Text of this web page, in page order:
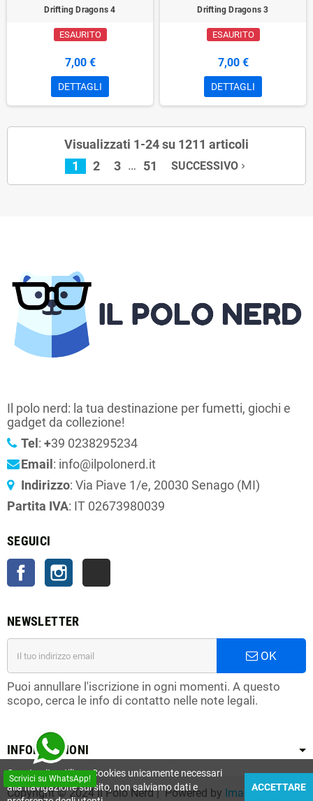
Drifting Dragons 4
ESAURITO
7,00 €
DETTAGLI
Drifting Dragons 3
ESAURITO
7,00 €
DETTAGLI
Visualizzati 1-24 su 1211 articoli
1
2 3 … 51 SUCCESSIVO navigate_next
Il polo nerd: la tua destinazione per fumetti, giochi e
gadget da collezione!
Tel : +39 0238295234
Email : info@ilpolonerd.it
Indirizzo: Via Piave 1/e, 20030 Senago (MI)
Partita IVA: IT 02673980039
SEGUICI
FacebookInstagram
NEWSLETTER
OK
Puoi annullare l'iscrizione in ogni momenti. A questo
scopo, cerca le info di contatto nelle note legali.
INFORMAZIONI
Scrivici su WhatsApp!
Copyright © 2024 Il Polo Nerd | Powered by Imagify
Questo sito utilizza Cookies unicamente necessari
alla navigazione sul sito, non salviamo dati e
ACCETTARE